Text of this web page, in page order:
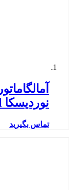
نوردیسکا ATS Dental مدل Tac 200S
تماس بگیرید